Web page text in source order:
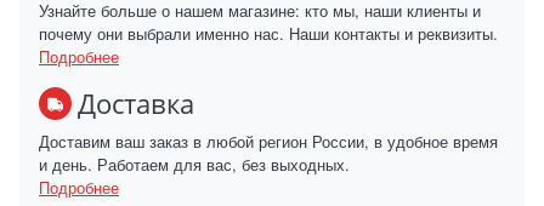
Узнайте больше о нашем магазине: кто мы, наши клиенты и
почему они выбрали именно нас. Наши контакты и реквизиты.
Подробнее
Доставка
Доставим ваш заказ в любой регион России, в удобное время
и день. Работаем для вас, без выходных.
Подробнее